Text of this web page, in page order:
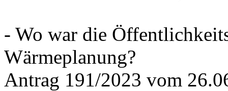
- Wo war die
Wärmeplanung?
Antrag 191/2023 vom